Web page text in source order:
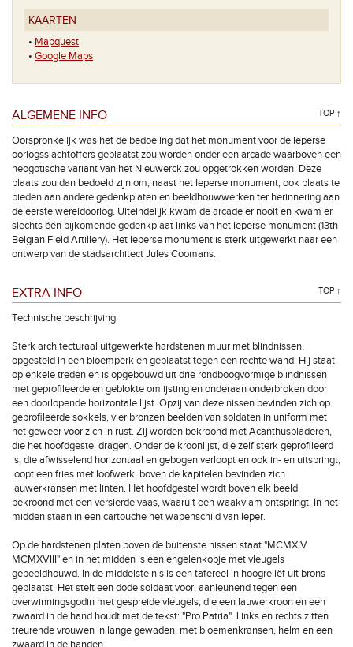
KAARTEN
• Mapquest
• Google Maps
ALGEMENE INFO TOP ↑
Oorspronkelijk was het de bedoeling dat het monument voor de Ieperse
oorlogsslachtoffers geplaatst zou worden onder een arcade waarboven een
neogotische variant van het Nieuwerck zou opgetrokken worden. Deze
plaats zou dan bedoeld zijn om, naast het Ieperse monument, ook plaats te
bieden aan andere gedenkplaten en beeldhouwwerken ter herinnering aan
de eerste wereldoorlog. Uiteindelijk kwam de arcade er nooit en kwam er
slechts één bijkomende gedenkplaat links van het Ieperse monument (13th
Belgian Field Artillery). Het Ieperse monument is sterk uitgewerkt naar een
ontwerp van de stadsarchitect Jules Coomans.
EXTRA INFO TOP ↑
Technische beschrijving
Sterk architecturaal uitgewerkte hardstenen muur met blindnissen,
opgesteld in een bloemperk en geplaatst tegen een rechte wand. Hij staat
op enkele treden en is opgebouwd uit drie rondboogvormige blindnissen
met geprofileerde en geblokte omlijsting en onderaan onderbroken door
een doorlopende horizontale lijst. Opzij van deze nissen bevinden zich op
geprofileerde sokkels, vier bronzen beelden van soldaten in uniform met
het geweer voor zich in rust. Zij worden bekroond met Acanthusbladeren,
die het hoofdgestel dragen. Onder de kroonlijst, die zelf sterk geprofileerd
is, die afwisselend horizontaal en gebogen verloopt en ook in- en uitspringt,
loopt een fries met loofwerk, boven de kapitelen bevinden zich
lauwerkransen met linten. Het hoofdgestel wordt boven elk beeld
bekroond met een versierde vaas, waaruit een waakvlam ontspringt. In het
midden staan in een cartouche het wapenschild van Ieper.
Op de hardstenen platen boven de buitenste nissen staat "MCMXIV
MCMXVIII" en in het midden is een engelenkopje met vleugels
gebeeldhouwd. In de middelste nis is een tafereel in hoogreliëf uit brons
geplaatst. Het stelt een dode soldaat voor, aanleunend tegen een
overwinningsgodin met gespreide vleugels, die een lauwerkroon en een
zwaard in de hand houdt met de tekst: "Pro Patria". Links en rechts zitten
treurende vrouwen in lange gewaden, met bloemenkransen, helm en een